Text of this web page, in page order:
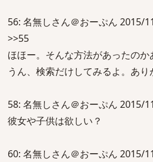
56: 名無しさん＠おーぷん 2015/
>>55
ほほー。そんな方法があったのか
うん、検索だけしてみるよ。あり
58: 名無しさん＠おーぷん 2015/
彼女や子供は欲しい？
60: 名無しさん＠おーぷん 2015/